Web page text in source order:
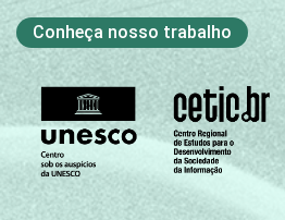
Conheça nosso trabalho